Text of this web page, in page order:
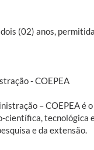
(02) anos,
- COEPEA
– COEPEA é
tecnológica
e da extensão.